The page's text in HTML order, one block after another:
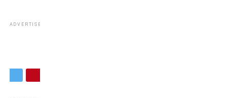
ADVERTISEMENT